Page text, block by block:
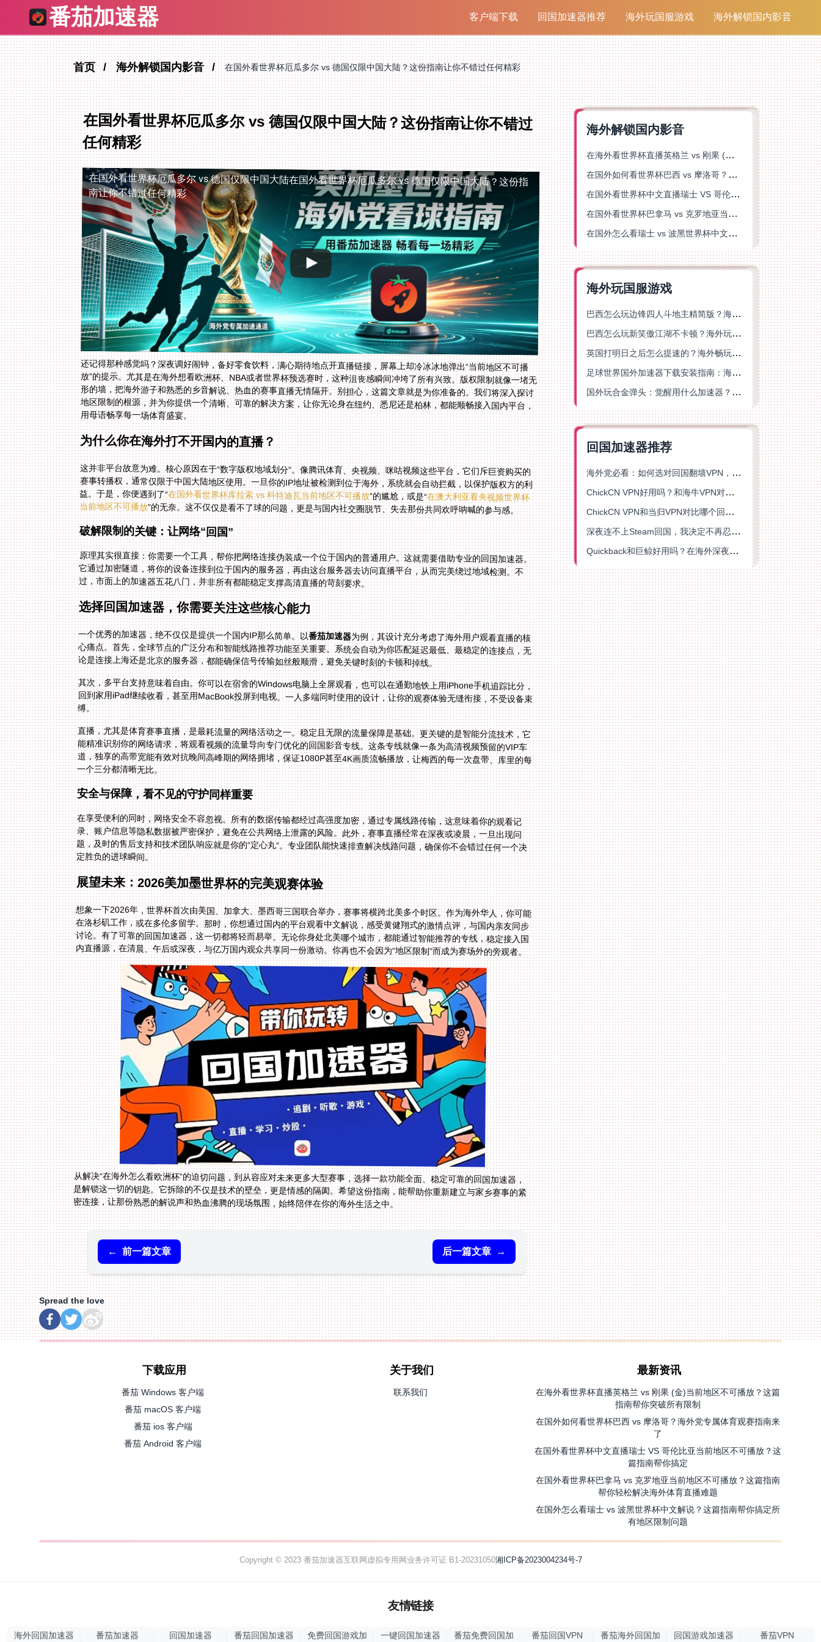
番茄加速器 客户端下载 回国加速器推荐 海外玩国服游戏 海外解锁国内影音
首页 海外解锁国内影音 在国外看世界杯厄瓜多尔 vs 德国仅限中国大陆？这份指南让你不错过任何精彩
在国外看世界杯厄瓜多尔 vs 德国仅限中国大陆？这份指南让你不错过
任何精彩
在国外看世界杯厄瓜多尔 vs 德国仅限中国大陆在国外看世界杯厄瓜多尔 vs 德国仅限中国大陆？这份指
南让你不错过任何精彩
还记得那种感觉吗？深夜调好闹钟，备好零食饮料，满心期待地点开直播链接，屏幕上却冷冰冰地弹出“当前地区不可播
放”的提示。尤其是在海外想看欧洲杯、NBA或者世界杯预选赛时，这种沮丧感瞬间冲垮了所有兴致。版权限制就像一堵无
形的墙，把海外游子和熟悉的乡音解说、热血的赛事直播无情隔开。别担心，这篇文章就是为你准备的。我们将深入探讨
地区限制的根源，并为你提供一个清晰、可靠的解决方案，让你无论身在纽约、悉尼还是柏林，都能顺畅接入国内平台，
用母语畅享每一场体育盛宴。
为什么你在海外打不开国内的直播？
这并非平台故意为难。核心原因在于“数字版权地域划分”。像腾讯体育、央视频、咪咕视频这些平台，它们斥巨资购买的
赛事转播权，通常仅限于中国大陆地区使用。一旦你的IP地址被检测到位于海外，系统就会自动拦截，以保护版权方的利
益。于是，你便遇到了“在国外看世界杯库拉索 vs 科特迪瓦当前地区不可播放”的尴尬，或是“在澳大利亚看央视频世界杯
当前地区不可播放”的无奈。这不仅仅是看不了球的问题，更是与国内社交圈脱节、失去那份共同欢呼呐喊的参与感。
破解限制的关键：让网络“回国”
原理其实很直接：你需要一个工具，帮你把网络连接伪装成一个位于国内的普通用户。这就需要借助专业的回国加速器。
它通过加密隧道，将你的设备连接到位于国内的服务器，再由这台服务器去访问直播平台，从而完美绕过地域检测。不
过，市面上的加速器五花八门，并非所有都能稳定支撑高清直播的苛刻要求。
选择回国加速器，你需要关注这些核心能力
一个优秀的加速器，绝不仅仅是提供一个国内IP那么简单。以番茄加速器为例，其设计充分考虑了海外用户观看直播的核
心痛点。首先，全球节点的广泛分布和智能线路推荐功能至关重要。系统会自动为你匹配延迟最低、最稳定的连接点，无
论是连接上海还是北京的服务器，都能确保信号传输如丝般顺滑，避免关键时刻的卡顿和掉线。
其次，多平台支持意味着自由。你可以在宿舍的Windows电脑上全屏观看，也可以在通勤地铁上用iPhone手机追踪比分，
回到家用iPad继续收看，甚至用MacBook投屏到电视。一人多端同时使用的设计，让你的观赛体验无缝衔接，不受设备束
缚。
直播，尤其是体育赛事直播，是最耗流量的网络活动之一。稳定且无限的流量保障是基础。更关键的是智能分流技术，它
能精准识别你的网络请求，将观看视频的流量导向专门优化的回国影音专线。这条专线就像一条为高清视频预留的VIP车
道，独享的高带宽能有效对抗晚间高峰期的网络拥堵，保证1080P甚至4K画质流畅播放，让梅西的每一次盘带、库里的每
一个三分都清晰无比。
安全与保障，看不见的守护同样重要
在享受便利的同时，网络安全不容忽视。所有的数据传输都经过高强度加密，通过专属线路传输，这意味着你的观看记
录、账户信息等隐私数据被严密保护，避免在公共网络上泄露的风险。此外，赛事直播经常在深夜或凌晨，一旦出现问
题，及时的售后支持和技术团队响应就是你的“定心丸”。专业团队能快速排查解决线路问题，确保你不会错过任何一个决
定胜负的进球瞬间。
展望未来：2026美加墨世界杯的完美观赛体验
想象一下2026年，世界杯首次由美国、加拿大、墨西哥三国联合举办，赛事将横跨北美多个时区。作为海外华人，你可能
在洛杉矶工作，或在多伦多留学。那时，你想通过国内的平台观看中文解说，感受黄健翔式的激情点评，与国内亲友同步
讨论。有了可靠的回国加速器，这一切都将轻而易举。无论你身处北美哪个城市，都能通过智能推荐的专线，稳定接入国
内直播源，在清晨、午后或深夜，与亿万国内观众共享同一份激动。你再也不会因为“地区限制”而成为赛场外的旁观者。
从解决“在海外怎么看欧洲杯”的迫切问题，到从容应对未来更多大型赛事，选择一款功能全面、稳定可靠的回国加速器，
是解锁这一切的钥匙。它拆除的不仅是技术的壁垒，更是情感的隔阂。希望这份指南，能帮助你重新建立与家乡赛事的紧
密连接，让那份熟悉的解说声和热血沸腾的现场氛围，始终陪伴在你的海外生活之中。
← 前一篇文章 后一篇文章 →
海外解锁国内影音
在海外看世界杯直播英格兰 vs 刚果 (金)当前地区不可播放？这篇指南帮你突破所有限制
在国外如何看世界杯巴西 vs 摩洛哥？海外党专属体育观赛指南来了
在国外看世界杯中文直播瑞士 VS 哥伦比亚当前地区不可播放？这篇指南帮你搞定
在国外看世界杯巴拿马 vs 克罗地亚当前地区不可播放？这篇指南帮你轻松解决海外体育直播难题
在国外怎么看瑞士 vs 波黑世界杯中文解说？这篇指南帮你搞定所有地区限制问题
海外玩国服游戏
巴西怎么玩边锋四人斗地主精简版？海外游戏党的加速器终极选择
巴西怎么玩新笑傲江湖不卡顿？海外玩家国服游戏加速终极指南（附猫和老鼠一梦江湖实测）
英国打明日之后怎么提速的？海外畅玩国服游戏终极指南
足球世界国外加速器下载安装指南：海外党畅玩国服游戏的终极解决方案
国外玩合金弹头：觉醒用什么加速器？一份写给海外游子的畅玩指南
回国加速器推荐
海外党必看：如何选对回国翻墙VPN，无缝解锁国内资源？
ChickCN VPN好用吗？和海牛VPN对比哪个回国效果更好？
ChickCN VPN和当归VPN对比哪个回国效果更好？海外党亲测后选了它
深夜连不上Steam回国，我决定不再忍受这数字鸿沟
Quickback和巨鲸好用吗？在海外深夜想刷B站、追爱奇艺的你，或许正需要这份答案
Spread the love
下载应用
番茄 Windows 客户端
番茄 macOS 客户端
番茄 ios 客户端
番茄 Android 客户端
关于我们
联系我们
最新资讯
在海外看世界杯直播英格兰 vs 刚果 (金)当前地区不可播放？这篇
指南帮你突破所有限制
在国外如何看世界杯巴西 vs 摩洛哥？海外党专属体育观赛指南来
了
在国外看世界杯中文直播瑞士 VS 哥伦比亚当前地区不可播放？这
篇指南帮你搞定
在国外看世界杯巴拿马 vs 克罗地亚当前地区不可播放？这篇指南
帮你轻松解决海外体育直播难题
在国外怎么看瑞士 vs 波黑世界杯中文解说？这篇指南帮你搞定所
有地区限制问题
Copyright © 2023 番茄加速器互联网虚拟专用网业务许可证 B1-20231050湘ICP备2023004234号-7
友情链接
海外回国加速器 番茄加速器 回国加速器 番茄回国加速器 免费回国游戏加 一键回国加速器 番茄免费回国加 番茄回国VPN 番茄海外回国加 回国游戏加速器 番茄VPN